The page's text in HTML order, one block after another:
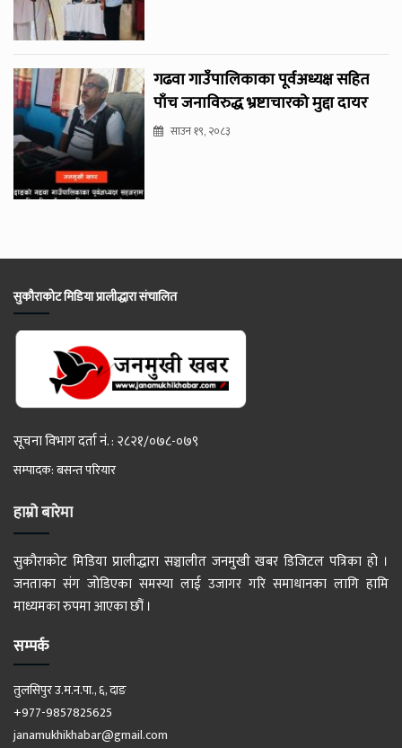
गढवा गाउँपालिकाका पूर्वअध्यक्ष सहित
पाँच जनाविरुद्ध भ्रष्टाचारको मुद्दा दायर
साउन १९, २०८३
सुकौराकोट मिडिया प्रालीद्धारा संचालित
सूचना विभाग दर्ता नं. : २८२१/०७८-०७९
सम्पादक: बसन्त परियार
हाम्रो बारेमा
सुकौराकोट मिडिया प्रालीद्धारा सञ्चालीत जनमुखी खबर डिजिटल पत्रिका हो ।
जनताका संग जोडिएका समस्या लाई उजागर गरि समाधानका लागि हामि
माध्यमका रुपमा आएका छौं ।
सम्पर्क
तुलसिपुर उ.म.न.पा., ६, दाङ
+977-9857825625
janamukhikhabar@gmail.com